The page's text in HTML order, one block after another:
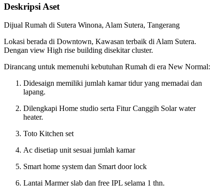
Deskripsi Aset
Dijual Rumah di Sutera Winona, Alam Sutera, Tangerang
Lokasi berada di Downtown, Kawasan terbaik di Alam Sutera.
Dengan view High rise building disekitar cluster.
Dirancang untuk memenuhi kebutuhan Rumah di era New Normal:
Didesaign memiliki jumlah kamar tidur yang memadai dan
lapang.
Dilengkapi Home studio serta Fitur Canggih Solar water
heater.
Toto Kitchen set
Ac disetiap unit sesuai jumlah kamar
Smart home system dan Smart door lock
Lantai Marmer slab dan free IPL selama 1 thn.